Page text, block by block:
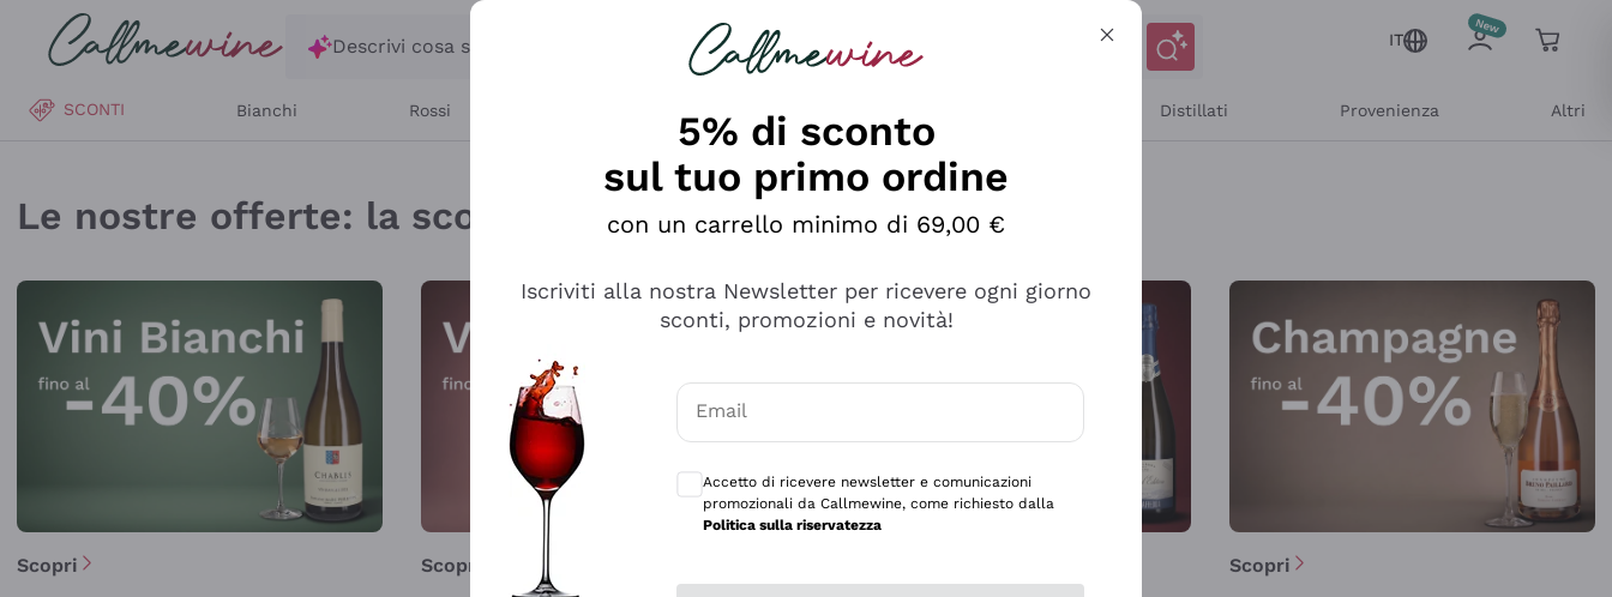
Salta al contenuto principale
Descrivi cosa stai cercando
IT
SCONTI Bianchi Rossi Distillati Provenienza Altri
Callmewine: Vendita Vino Online, Enoteca e Shop Online
Le nostre offerte: la scorta perfetta inizia da qui!
Scopri Scopri Scopri
5% di sconto
sul tuo primo ordine
con un carrello minimo di 69,00 €
Iscriviti alla nostra Newsletter per ricevere ogni giorno
sconti, promozioni e novità!
Email
Consensi opzionali per ricevere comunicazioni e offerte personalizzate
Accetto di ricevere newsletter e comunicazioni
promozionali da Callmewine, come richiesto dalla
Politica sulla riservatezza